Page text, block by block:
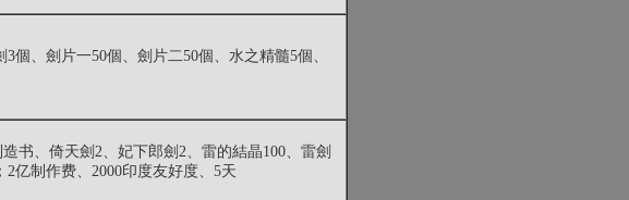
3個、劍片一50個、劍片二50個、水之精髓5個、
造书、倚天劍2、妃下郎劍2、雷的結晶100、雷劍
亿制作费、2000印度友好度、5天